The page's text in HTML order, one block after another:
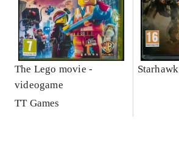
The Lego movie -
videogame
TT Games
Starhawk